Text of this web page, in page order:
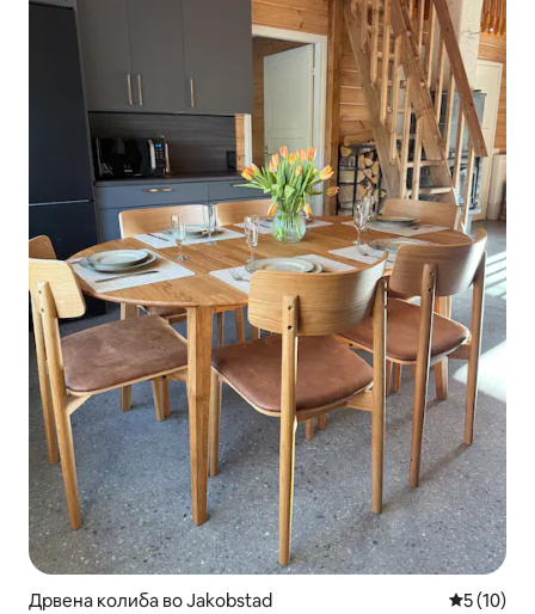
Дрвена колиба во Jakobstad Просечна
5 (10)